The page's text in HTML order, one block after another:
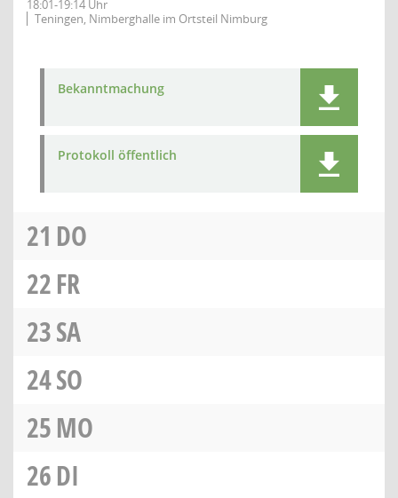
18:01-19:14 Uhr
Teningen, Nimberghalle im Ortsteil Nimburg
Bekanntmachung
Protokoll öffentlich
21 DO
22FR
23SA
24SO
25MO
26DI